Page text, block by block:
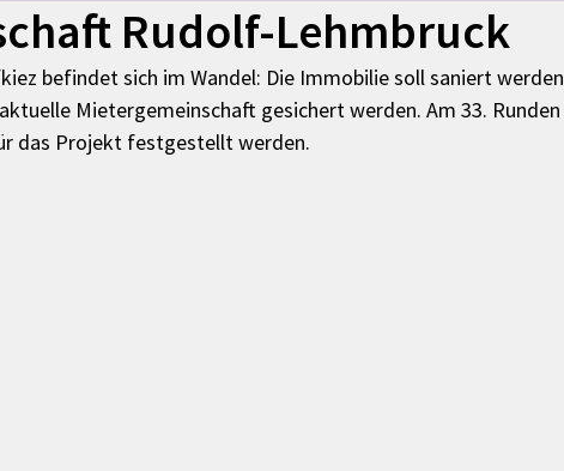
Rudolf-Lehmbruck
befindet sich im Wandel: Die Immobilie soll saniert werden
Mietergemeinschaft gesichert werden. Am 33. Runden
das Projekt festgestellt werden.